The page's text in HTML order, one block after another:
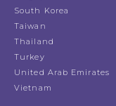
South Korea
Taiwan
Thailand
Turkey
United Arab Emirates
Vietnam